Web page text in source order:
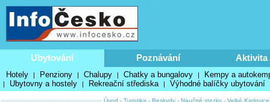
Ubytování Poznávání Aktivita
Hotely | Penziony | Chalupy | Chatky a bungalovy | Kempy a
| Ubytovny a hostely | Rekreační střediska | Výhodné balíčky ubytování
Úvod - Turistika - Beskydy - Naučné stezky - Velké Karlovice